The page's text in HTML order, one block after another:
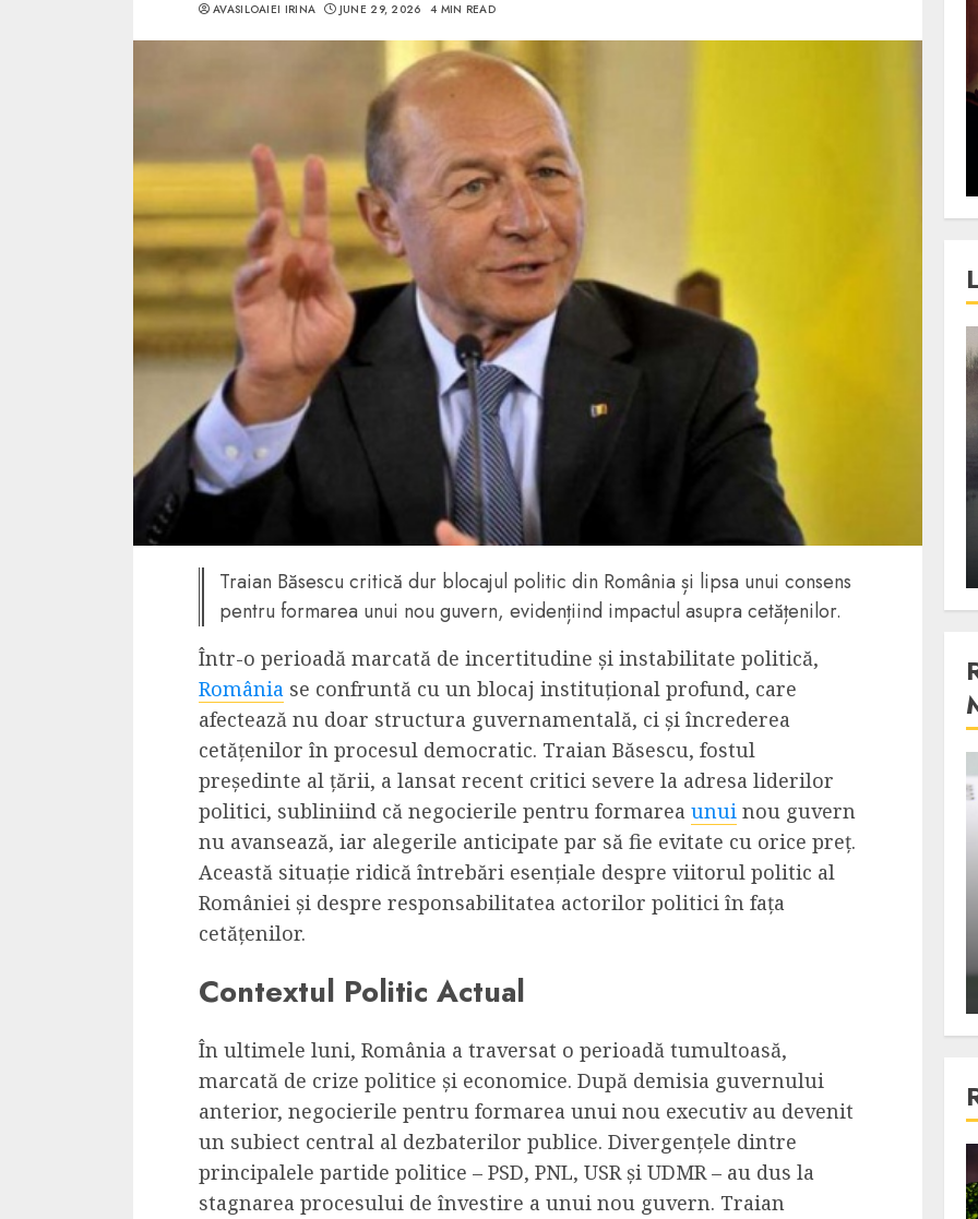
AVASILOAIEI IRINA JUNE 29, 2026 4 MIN READ
Traian Băsescu critică dur blocajul politic din România și lipsa unui consens
pentru formarea unui nou guvern, evidențiind impactul asupra cetățenilor.
Într-o perioadă marcată de incertitudine și instabilitate politică,
România se confruntă cu un blocaj instituțional profund, care
afectează nu doar structura guvernamentală, ci și încrederea
cetățenilor în procesul democratic. Traian Băsescu, fostul
președinte al țării, a lansat recent critici severe la adresa liderilor
politici, subliniind că negocierile pentru formarea unui nou guvern
nu avansează, iar alegerile anticipate par să fie evitate cu orice preț.
Această situație ridică întrebări esențiale despre viitorul politic al
României și despre responsabilitatea actorilor politici în fața
cetățenilor.
Contextul Politic Actual
În ultimele luni, România a traversat o perioadă tumultoasă,
marcată de crize politice și economice. După demisia guvernului
anterior, negocierile pentru formarea unui nou executiv au devenit
un subiect central al dezbaterilor publice. Divergențele dintre
principalele partide politice – PSD, PNL, USR și UDMR – au dus la
stagnarea procesului de învestire a unui nou guvern. Traian
SpotOn Cluj
Ce poti vizita in jurul
Clujului cand te afli intr-un
weekend prelungit in
“Orasul Comoara”?
ALEXANDRU S. MAY 31, 2023
Festivalurile Clujului. De
4 min read
La zi
Razboiul din Gaza, scanteia
fatala pentru Orientul
Lumina ar putea contribui
si ea la evaporarea apei in
3 min read
Din fotoliu
Dungeons & Dragons:
Onoare printre hoti, un
film ca un joc care te
cucereste de la primele
ALEXANDRU S. MAY 17, 2023
4 min read
Din fotoliu
The Killer, un film care nu a
reusit sa se ridice la
4 min read 4 min read